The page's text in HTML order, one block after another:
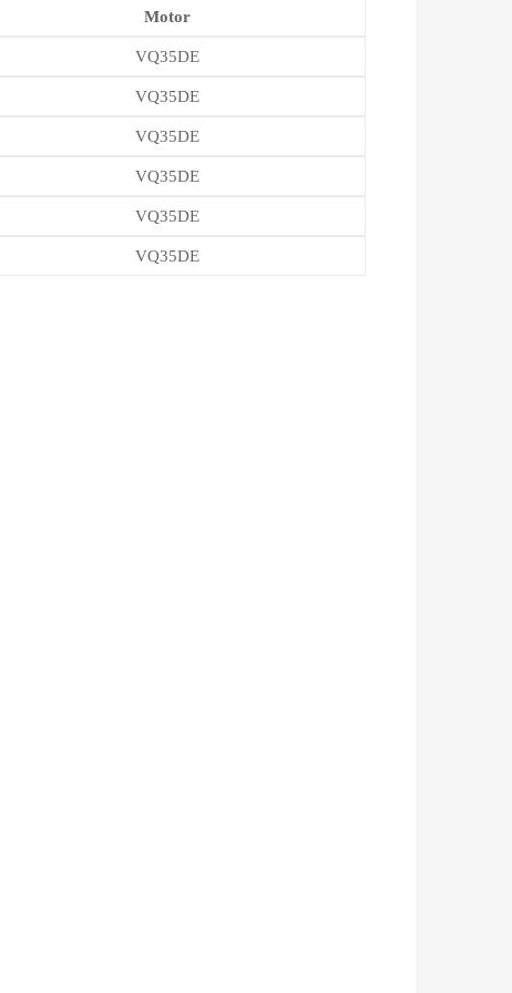
Motor
VQ35DE
VQ35DE
VQ35DE
VQ35DE
VQ35DE
VQ35DE